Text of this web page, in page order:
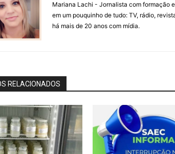
Mariana Lachi - Jornalista com formação
em um pouquinho de tudo: TV, rádio,
há mais de 20 anos com mídia.
RELACIONADOS